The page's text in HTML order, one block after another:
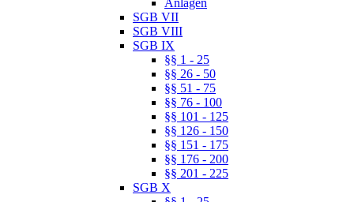
SGB VII
SGB VIII
SGB IX
§§ 1 - 25
§§ 26 - 50
§§ 51 - 75
§§ 76 - 100
§§ 101 - 125
§§ 126 - 150
§§ 151 - 175
§§ 176 - 200
§§ 201 - 225
SGB X